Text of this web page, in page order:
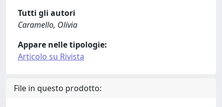
Tutti gli autori
Caramello, Olivia
Appare nelle tipologie:
Articolo su Rivista
File in questo prodotto: